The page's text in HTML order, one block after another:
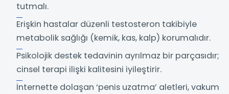
tutmalı.
Erişkin hastalar düzenli testosteron takibiyle
metabolik sağlığı (kemik, kas, kalp) korumalıdır.
Psikolojik destek tedavinin ayrılmaz bir parçasıdır;
cinsel terapi ilişki kalitesini iyileştirir.
İnternette dolaşan ‘penis uzatma’ aletleri, vakum